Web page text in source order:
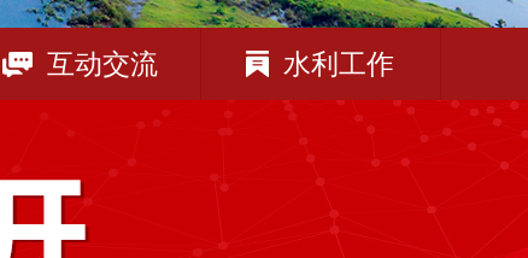
互动交流 水利工作